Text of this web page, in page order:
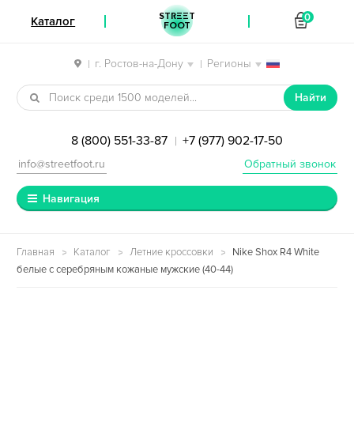
| г. Ростов-на-Дону | Регионы
Перейти к навигации
Перейти к содержимому
Найти
8 (800) 551-33-87 | +7 (977) 902-17-50
Обратный звонок
info@streetfoot.ru
Навигация
Главная Каталог Летние кроссовки
Nike Shox R4 White
белые с серебряным кожаные мужские (40-44)
Каталог STREET
FOOT
0